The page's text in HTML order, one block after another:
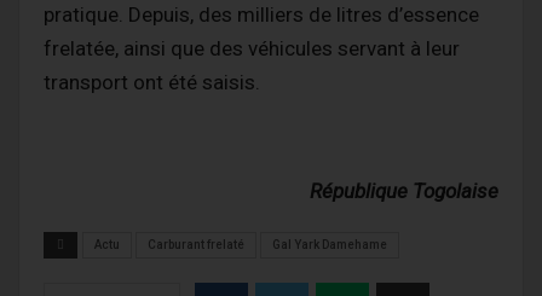
pratique. Depuis, des milliers de litres d’essence
frelatée, ainsi que des véhicules servant à leur
transport ont été saisis.
République Togolaise
Actu Carburant frelaté Gal Yark Damehame